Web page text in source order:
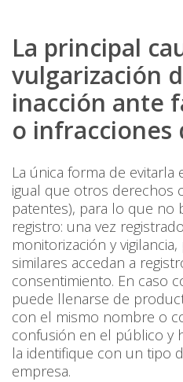
La principal
vulgarización
inacción ante
o infracciones
La única forma de evitarla
igual que otros derechos
patentes), para lo que no
registro: una vez
monitorización y
similares accedan a
consentimiento. En caso
puede llenarse de
con el mismo nombre o
confusión en el público y
la identifique con un tipo
empresa.